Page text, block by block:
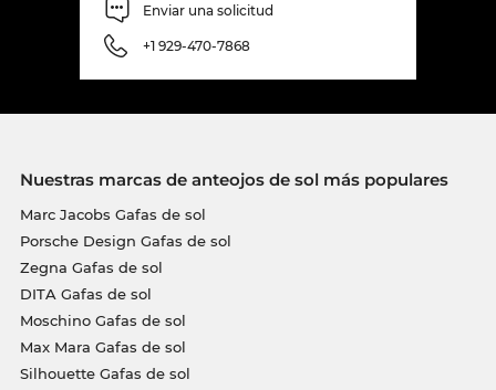
Enviar una solicitud
+1 929-470-7868
Nuestras marcas de anteojos de sol más populares
Marc Jacobs Gafas de sol
Porsche Design Gafas de sol
Zegna Gafas de sol
DITA Gafas de sol
Moschino Gafas de sol
Max Mara Gafas de sol
Silhouette Gafas de sol